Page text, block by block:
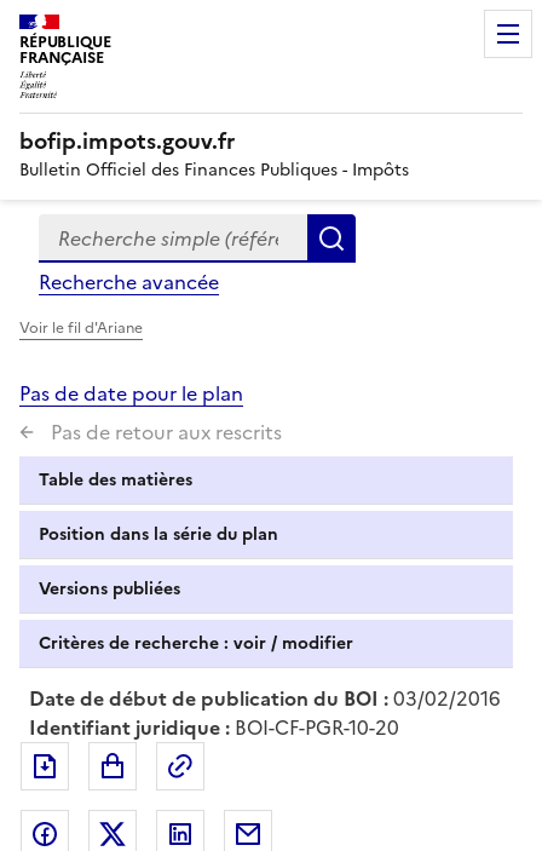
RÉPUBLIQUE
FRANÇAISE
bofip.impots.gouv.fr
Bulletin Officiel des Finances Publiques - Impôts
Formulaire
de
recherche
Recherche simple (références, mots clés, partie du
Recherche avancée
Voir le fil d'Ariane
Pas de date pour le plan
Pas de retour aux rescrits
Table des matières
Position dans la série du plan
Versions publiées
Critères de recherche : voir / modifier
Date de début de publication du BOI :03/02/2016
Identifiant juridique : BOI-CF-PGR-10-20
Exporter le document au format pdf
Partager sur Facebook
Partager sur Twitter
Partager sur LinkedIn